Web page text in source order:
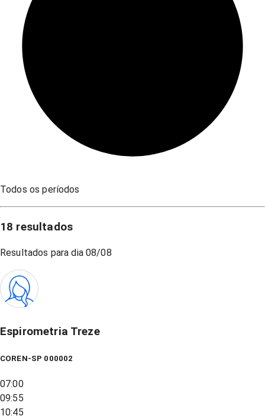
Todos os períodos
18 resultados
Resultados para dia08/08
Espirometria Treze
COREN-SP 000002
07:00
09:55
10:45